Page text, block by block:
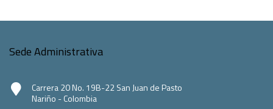
Sede Administrativa
Carrera 20 No. 19B-22 San Juan de Pasto
Nariño - Colombia